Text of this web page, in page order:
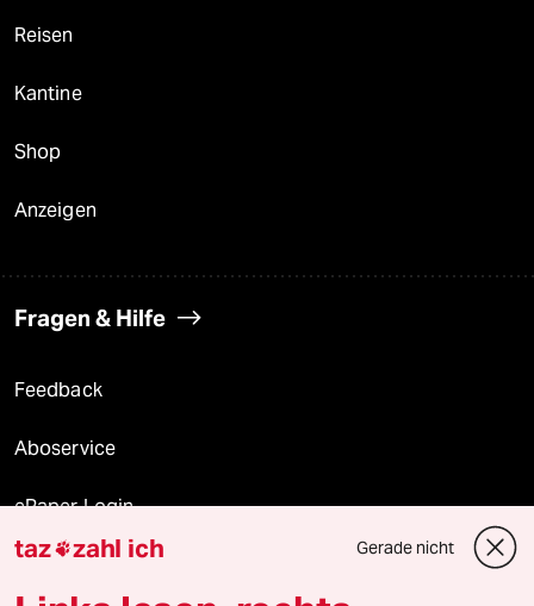
Reisen
Kantine
Shop
Anzeigen
Fragen & Hilfe
Feedback
Aboservice
ePaper Login
Downloads für Abonnierende
taz zahl ich Gerade nicht